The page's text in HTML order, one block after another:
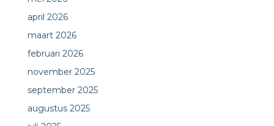
april 2026
maart 2026
februari 2026
november 2025
september 2025
augustus 2025